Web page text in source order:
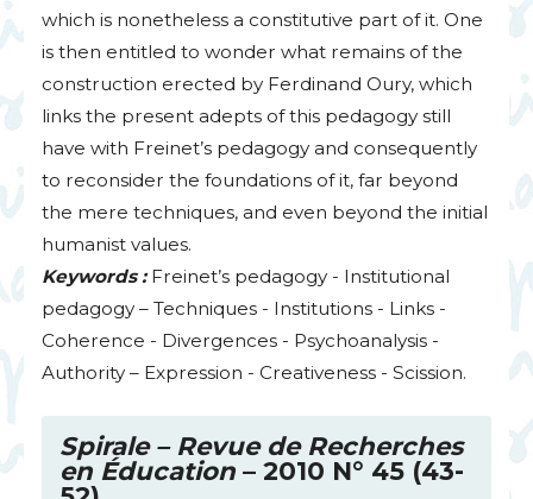
which is nonetheless a constitutive part of it. One
is then entitled to wonder what remains of the
construction erected by Ferdinand Oury, which
links the present adepts of this pedagogy still
have with Freinet’s pedagogy and consequently
to reconsider the foundations of it, far beyond
the mere techniques, and even beyond the initial
humanist values.
Keywords : Freinet’s pedagogy - Institutional
pedagogy – Techniques - Institutions - Links -
Coherence - Divergences - Psychoanalysis -
Authority – Expression - Creativeness - Scission.
Spirale – Revue de Recherches
en Éducation – 2010 N° 45 (43-